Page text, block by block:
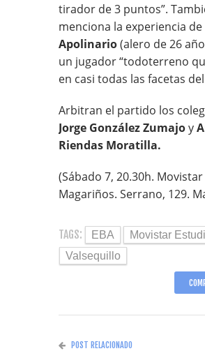
tirador de 3 puntos”.
menciona la experiencia de
Apolinario(alero de 26
un jugador “todoterreno
en casi todas las facetas
Arbitran el partido los
Jorge González Zumajoy
Riendas Moratilla.
(Sábado 7, 20.30h.
Magariños. Serrano, 129.
TAGS: EBA
Movistar
Valsequillo
POST RELACIONADO